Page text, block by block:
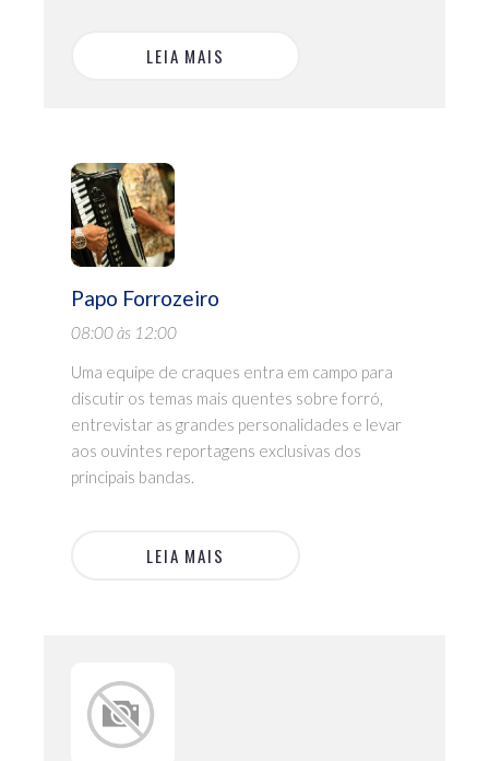
LEIA MAIS
Papo Forrozeiro
08:00 às 12:00
Uma equipe de craques entra em campo para
discutir os temas mais quentes sobre forró,
entrevistar as grandes personalidades e levar
aos ouvintes reportagens exclusivas dos
principais bandas.
LEIA MAIS